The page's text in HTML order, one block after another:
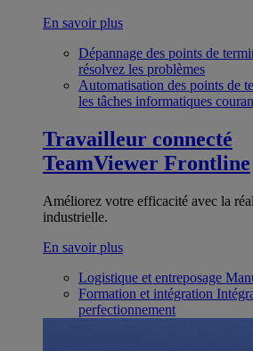
En savoir plus
Dépannage des points de
résolvez les problèmes
Automatisation des points de
les tâches informatiques
Travailleur connecté
TeamViewer Frontline
Améliorez votre efficacité avec la
industrielle.
En savoir plus
Logistique et entreposage
Formation et intégration
perfectionnement